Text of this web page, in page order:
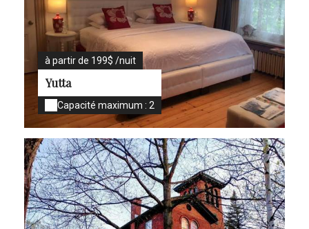
à partir de 199$ /nuit
Yutta
Capacité maximum : 2